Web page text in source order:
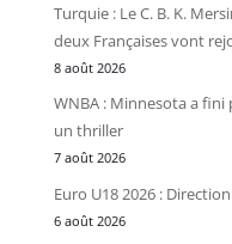
Turquie : Le C. B. K.
deux Françaises vont
8 août 2026
WNBA : Minnesota a fini
un thriller
7 août 2026
Euro U18 2026 :
6 août 2026